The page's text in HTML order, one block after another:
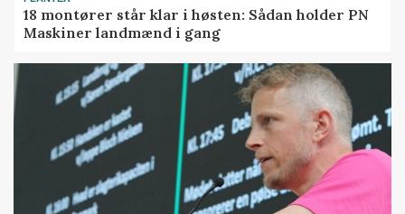
18 montører står klar i høsten: Sådan holder PN
Maskiner landmænd i gang